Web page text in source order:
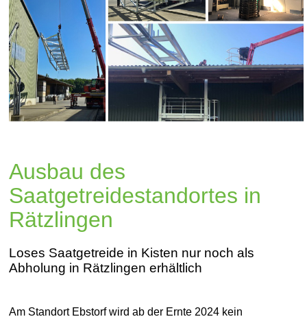
Ausbau des
Saatgetreidestandortes in
Rätzlingen
Loses Saatgetreide in Kisten nur noch als
Abholung in Rätzlingen erhältlich
Am Standort Ebstorf wird ab der Ernte 2024 kein